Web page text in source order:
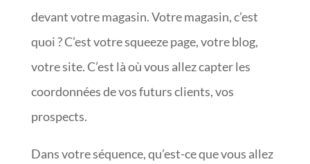
devant votre magasin. Votre magasin, c’est
quoi ? C’est votre squeeze page, votre blog,
votre site. C’est là où vous allez capter les
coordonnées de vos futurs clients, vos
prospects.
Dans votre séquence, qu’est-ce que vous allez